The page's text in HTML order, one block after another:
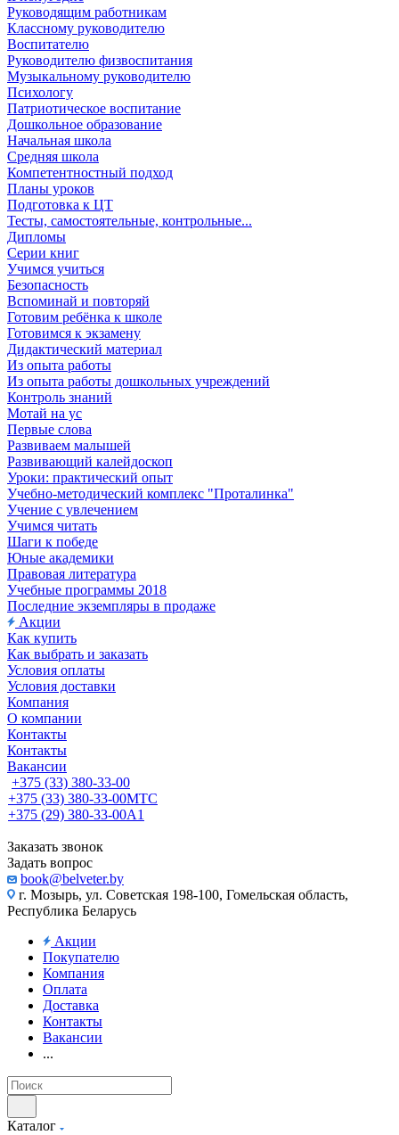
Руководящим работникам
Классному руководителю
Воспитателю
Руководителю физвоспитания
Музыкальному руководителю
Психологу
Патриотическое воспитание
Дошкольное образование
Начальная школа
Средняя школа
Компетентностный подход
Планы уроков
Подготовка к ЦТ
Тесты, самостоятельные, контрольные...
Дипломы
Серии книг
Учимся учиться
Безопасность
Вспоминай и повторяй
Готовим ребёнка к школе
Готовимся к экзамену
Дидактический материал
Из опыта работы
Из опыта работы дошкольных учреждений
Контроль знаний
Мотай на ус
Первые слова
Развиваем малышей
Развивающий калейдоскоп
Уроки: практический опыт
Учебно-методический комплекс "Проталинка"
Учение с увлечением
Учимся читать
Шаги к победе
Юные академики
Правовая литература
Учебные программы 2018
Последние экземпляры в продаже
Акции
Как купить
Как выбрать и заказать
Условия оплаты
Условия доставки
Компания
О компании
Контакты
Контакты
Вакансии
+375 (33) 380-33-00
+375 (33) 380-33-00МТС
+375 (29) 380-33-00А1
Заказать звонок
Задать вопрос
book@belveter.by
г. Мозырь, ул. Советская 198-100, Гомельская область,
Республика Беларусь
Акции
Покупателю
Компания
Оплата
Доставка
Контакты
Вакансии
...
Каталог